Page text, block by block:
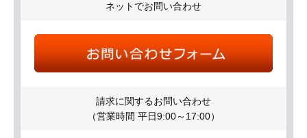
ネットでお問い合わせ
請求に関するお問い合わせ
（営業時間 平日9:00～17:00）